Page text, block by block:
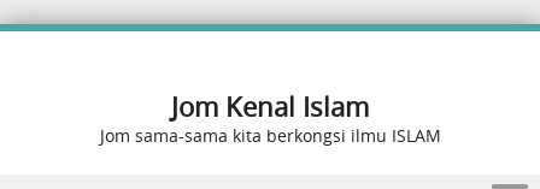
Jom Kenal Islam
Jom sama-sama kita berkongsi ilmu ISLAM